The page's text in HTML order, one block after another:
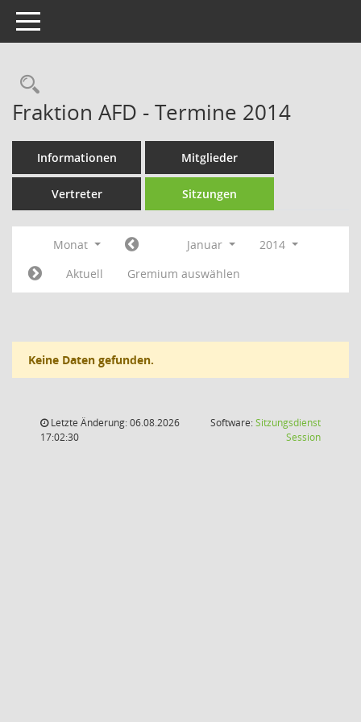
Toggle navigation
Rechercheauswahl
Fraktion AFD - Termine 2014
Informationen Mitglieder
Vertreter Sitzungen
Monat Januar
2014
Aktuell
Gremium auswählen
Keine Daten gefunden.
Letzte Änderung: 06.08.2026
17:02:30
Software:Sitzungsdienst
Session(Wird in